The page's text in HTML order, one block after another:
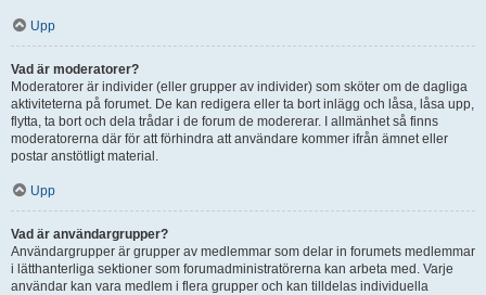
Upp
Vad är moderatorer?
Moderatorer är individer (eller grupper av individer) som sköter om de dagliga
aktiviteterna på forumet. De kan redigera eller ta bort inlägg och låsa, låsa upp,
flytta, ta bort och dela trådar i de forum de modererar. I allmänhet så finns
moderatorerna där för att förhindra att användare kommer ifrån ämnet eller
postar anstötligt material.
Upp
Vad är användargrupper?
Användargrupper är grupper av medlemmar som delar in forumets medlemmar
i lätthanterliga sektioner som forumadministratörerna kan arbeta med. Varje
användar kan vara medlem i flera grupper och kan tilldelas individuella